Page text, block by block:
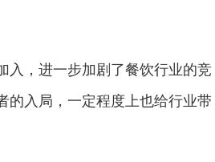
入，进一步加剧了餐饮行业的竞
的入局，一定程度上也给行业带